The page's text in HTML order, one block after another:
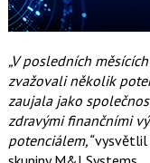
„V posledních
zvažovali několik
zaujala jako
zdravými finančními
potenciálem,“